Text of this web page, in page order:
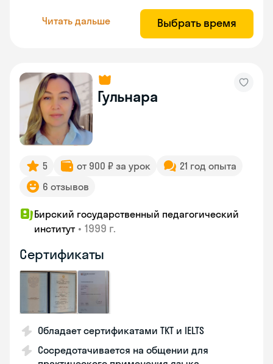
Читать дальше Выбрать время
Гульнара
5 от 900 ₽ за урок
21 год опыта
6 отзывов
Бирский государственный педагогический
институт • 1999 г.
Сертификаты
Обладает сертификатами TKT и IELTS
Сосредотачивается на общении для